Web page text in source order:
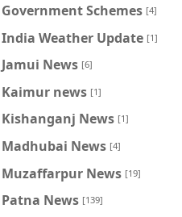
Government Schemes [4]
India Weather Update [1]
Jamui News [6]
Kaimur news [1]
Kishanganj News [1]
Madhubai News [4]
Muzaffarpur News [19]
Patna News [139]